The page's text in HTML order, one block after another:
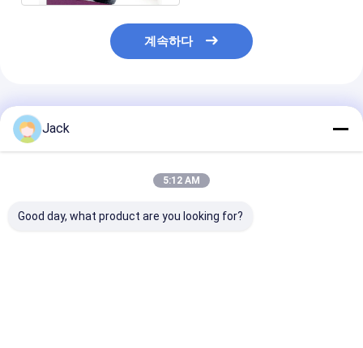
계속하다
추천된 제품
Jack
5:12 AM
Good day, what product are you looking for?